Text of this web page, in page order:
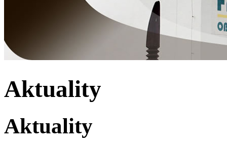
Aktuality
Aktuality